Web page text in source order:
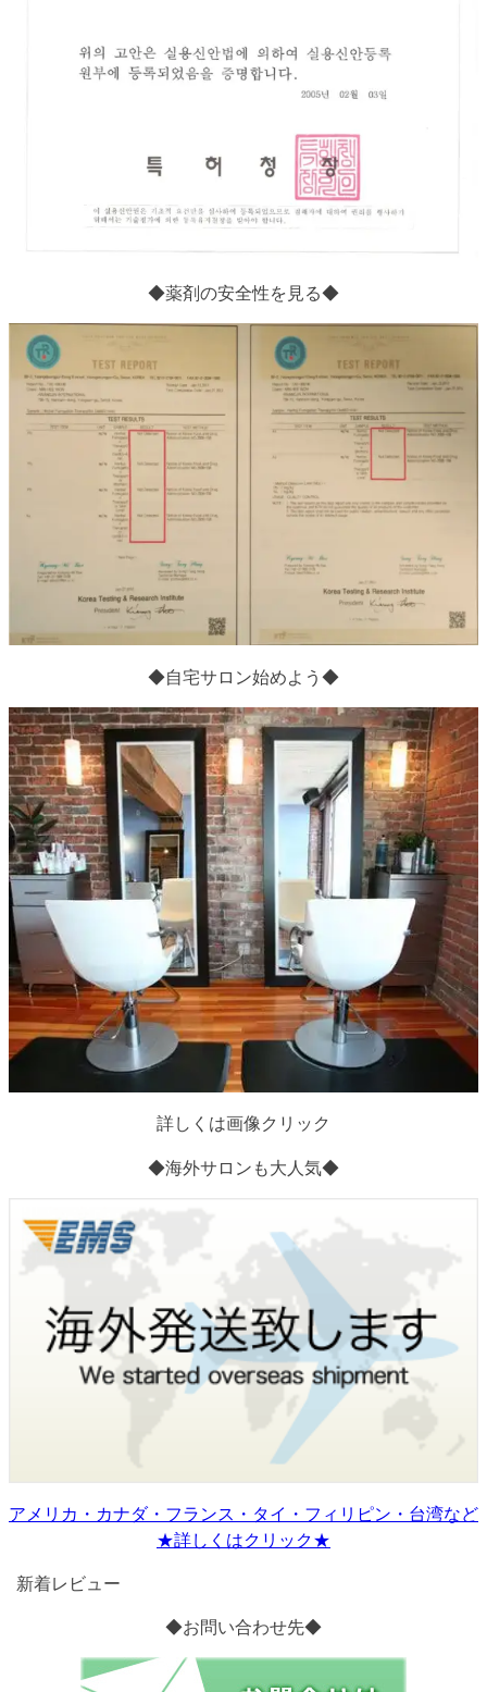
◆薬剤の安全性を見る◆
◆自宅サロン始めよう◆
詳しくは画像クリック
◆海外サロンも大人気◆
アメリカ・カナダ・フランス・タイ・フィリピン・台湾など
★詳しくはクリック★
新着レビュー
◆お問い合わせ先◆